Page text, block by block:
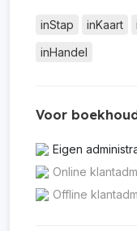
inStap inKaart
inHandel
Voor
Eigen
Online
Offline